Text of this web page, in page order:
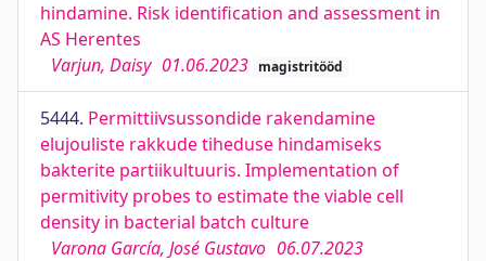
hindamine. Risk identification and assessment in
AS Herentes
Varjun, Daisy 01.06.2023 magistritööd
5444. Permittiivsussondide rakendamine
elujouliste rakkude tiheduse hindamiseks
bakterite partiikultuuris. Implementation of
permitivity probes to estimate the viable cell
density in bacterial batch culture
Varona García, José Gustavo 06.07.2023